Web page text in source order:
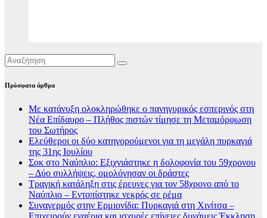
Πρόσφατα άρθρα
Με κατάνυξη ολοκληρώθηκε ο πανηγυρικός εσπερινός στη
Νέα Επίδαυρο – Πλήθος πιστών τίμησε τη Μεταμόρφωση
του Σωτήρος
Ελεύθεροι οι δύο κατηγορούμενοι για τη μεγάλη πυρκαγιά
της 31ης Ιουλίου
Σοκ στο Ναύπλιο: Εξιχνιάστηκε η δολοφονία του 59χρονου
– Δύο συλλήψεις, ομολόγησαν οι δράστες
Τραγική κατάληξη στις έρευνες για τον 58χρονο από το
Ναύπλιο – Εντοπίστηκε νεκρός σε ρέμα
Συναγερμός στην Ερμιονίδα: Πυρκαγιά στη Χινίτσα –
Επιχειρούν εναέρια και ισχυρές επίγειες δυνάμεις Έκκληση